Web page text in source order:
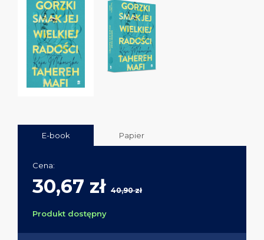
E-book Papier
Cena:
30,67 zł 40,90 zł
Produkt dostępny